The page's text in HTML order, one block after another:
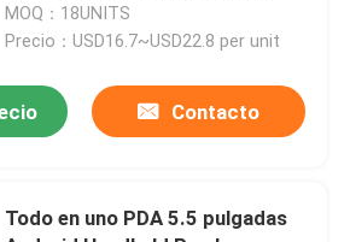
de 58m m
MOQ：18UNITS
Precio：USD16.7~USD22.8 per unit
Contacto
Todo en uno PDA 5.5 pulgadas